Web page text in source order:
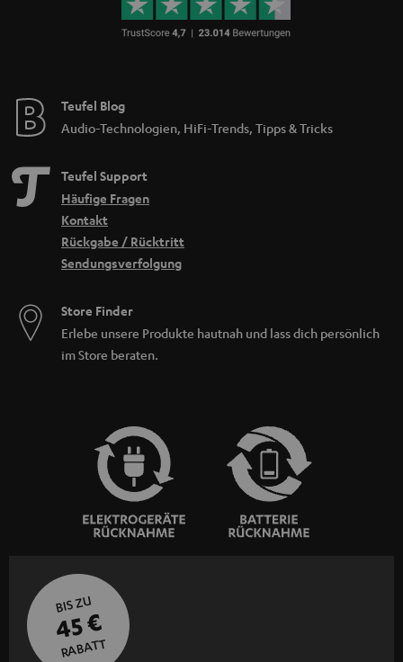
Teufel Blog
Audio-Technologien, HiFi-Trends, Tipps & Tricks
Teufel Support
Häufige Fragen
Kontakt
Rückgabe / Rücktritt
Sendungsverfolgung
Store Finder
Erlebe unsere Produkte hautnah und lass dich persönlich
im Store beraten.
BIS ZU
45 €
RABATT